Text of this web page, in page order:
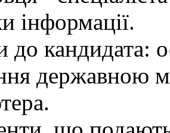
інформації.
до кандидата:
державною